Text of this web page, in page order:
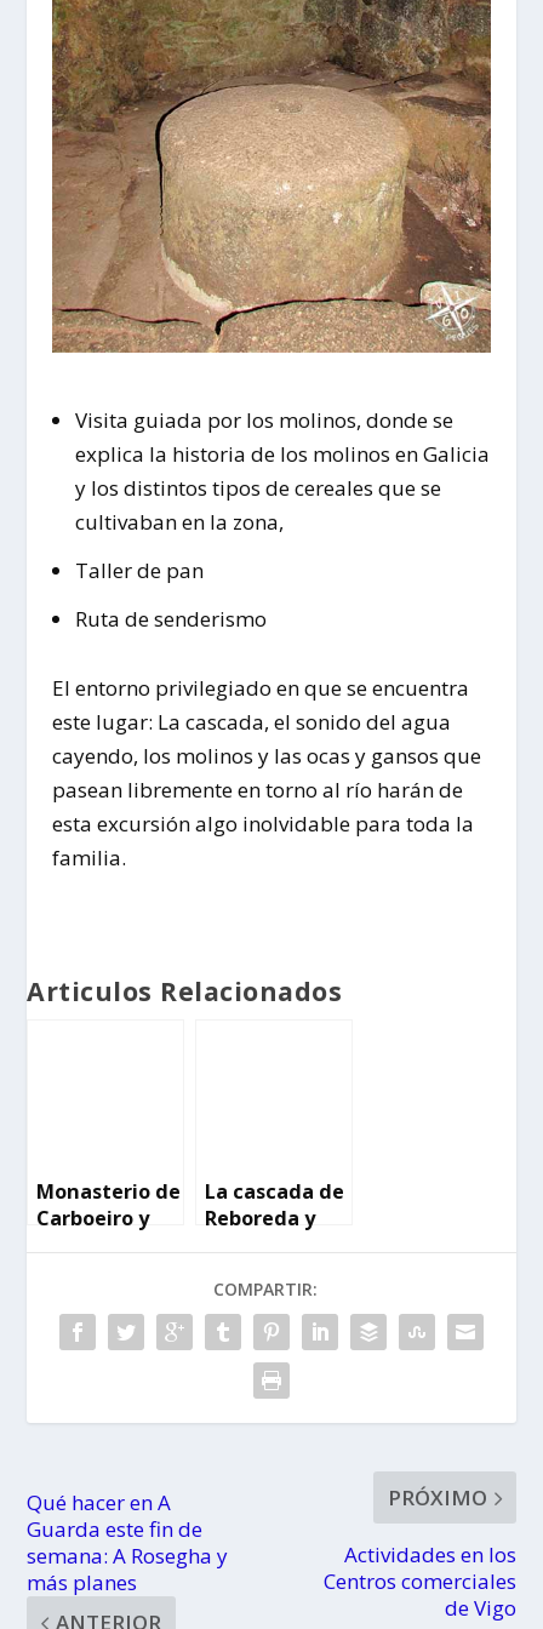
Visita guiada por los molinos, donde se
explica la historia de los molinos en Galicia
y los distintos tipos de cereales que se
cultivaban en la zona,
Taller de pan
Ruta de senderismo
El entorno privilegiado en que se encuentra
este lugar: La cascada, el sonido del agua
cayendo, los molinos y las ocas y gansos que
pasean libremente en torno al río harán de
esta excursión algo inolvidable para toda la
familia.
Articulos Relacionados
Monasterio de
Carboeiro y
Fervenza do
La cascada de
Reboreda y
sus molinos
COMPARTIR:
Qué hacer en A
Guarda este fin de
semana: A Rosegha y
más planes
ANTERIOR
PRÓXIMO
Actividades en los
Centros comerciales
de Vigo